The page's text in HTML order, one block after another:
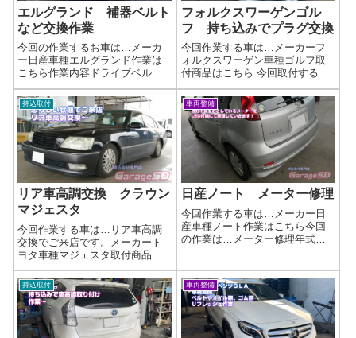
エルグランド 補器ベルト
など交換作業
今回の作業するお車は…メーカ
ー日産車種エルグランド作業は
こちら作業内容ドライブベルト
やテンショナー・ブーリーなど
交換作業ドライブベルト・アイ
ドラプーリー・ベルトテンショ
ナーの交換は、エンジンの信頼
性・静粛性・燃費を保つために
非常に重要です。...
フォルクスワーゲンゴル
フ 持ち込みでプラグ交換
今回作業する車は…メーカーフ
ォルクスワーゲン車種ゴルフ取
付商品はこちら 今回取付する商
品は…NGK スパークプラグ作
業写真持ち込みOK！NGKスパー
クプラグ交換はガレージSDへ！
「スパークプラグ交換したいけ
ど、どこに頼めばいいかわから
ない…...
持込取付
リア車高調交換 クラウン
マジェスタ
今回作業する車は…リア車高調
交換でご来店です。メーカート
ヨタ車種マジェスタ取付商品は
こちら 今回取付する商品は…イ
デアルの車高調キットですね作
業写真外そうと思ったら…以前
ついていた車高調のアッパーマ
ウントのネジが外れてしまって
いて酷い状態に...
車両整備
日産ノート メーター修理
今回作業する車は…メーカー日
産車種ノート作業はこちら今回
の作業は…メーター修理年式が
まったりする場合があります。
リカバリーできる場合は修理で
きますが、どうしても修理がで
きなくなる場合も...
持込取付 車両整備